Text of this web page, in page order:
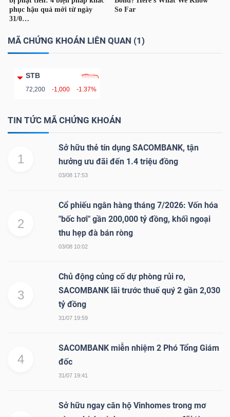
MÃ CHỨNG KHOÁN LIÊN QUAN (1)
STB
72,200 -1,000 -1.37%
TIN TỨC MÃ CHỨNG KHOÁN
1
Sở hữu thẻ tín dụng SACOMBANK, tận
hưởng ưu đãi đến 1.4 triệu đồng
03/08 17:53
2
Cổ phiếu ngân hàng tháng 7/2026: Vốn hóa
"bốc hơi" gần 200,000 tỷ đồng, khối ngoại
thu hẹp đà bán ròng
03/08 10:02
3
Chủ động củng cố dự phòng rủi ro,
SACOMBANK lãi trước thuế quý 2 gần 2,030
tỷ đồng
31/07 19:59
4
SACOMBANK miễn nhiệm 2 Phó Tổng Giám
đốc
31/07 19:41
Sở hữu ngay căn hộ Vinhomes trong mơ
CÁ
PHÂN
TÍCH
VĨ
NGÀNH